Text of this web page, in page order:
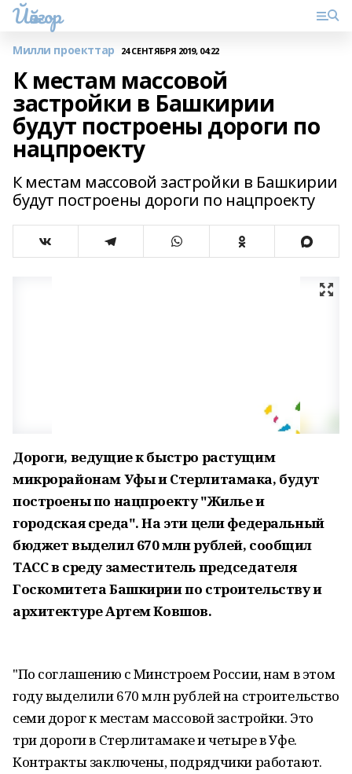
Йәйғор
Милли проекттар 24 СЕНТЯБРЯ 2019, 04:22
К местам массовой
застройки в Башкирии
будут построены дороги по
нацпроекту
К местам массовой застройки в Башкирии
будут построены дороги по нацпроекту
Дороги, ведущие к быстро растущим
микрорайонам Уфы и Стерлитамака, будут
построены по нацпроекту "Жилье и
городская среда". На эти цели федеральный
бюджет выделил 670 млн рублей, сообщил
ТАСС в среду заместитель председателя
Госкомитета Башкирии по строительству и
архитектуре Артем Ковшов.
"По соглашению с Минстроем России, нам в этом
году выделили 670 млн рублей на строительство
семи дорог к местам массовой застройки. Это
три дороги в Стерлитамаке и четыре в Уфе.
Контракты заключены, подрядчики работают.